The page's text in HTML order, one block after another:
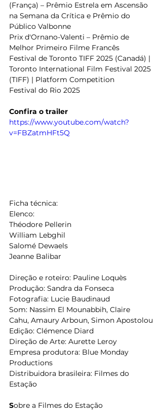
(França) – Prêmio Estrela em Ascensão
na Semana da Crítica e Prêmio do
Público Valbonne
Prix d'Ornano-Valenti – Prêmio de
Melhor Primeiro Filme Francês
Festival de Toronto TIFF 2025 (Canadá) |
Toronto International Film Festival 2025
(TIFF) | Platform Competition
Festival do Rio 2025
Confira o trailer
https://www.youtube.com/watch?
v=FBZatmHFt5Q
Ficha técnica:
Elenco:
Théodore Pellerin
William Lebghil
Salomé Dewaels
Jeanne Balibar
Direção e roteiro: Pauline Loquès
Produção: Sandra da Fonseca
Fotografia: Lucie Baudinaud
Som: Nassim El Mounabbih, Claire
Cahu, Amaury Arboun, Simon Apostolou
Edição: Clémence Diard
Direção de Arte: Aurette Leroy
Empresa produtora: Blue Monday
Productions
Distribuidora brasileira: Filmes do
Estação
Sobre a Filmes do Estação